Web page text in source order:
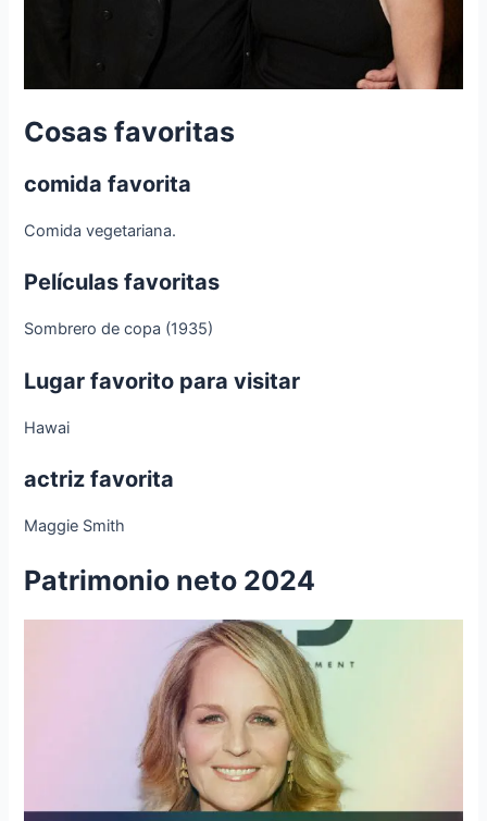
Cosas favoritas
comida favorita
Comida vegetariana.
Películas favoritas
Sombrero de copa (1935)
Lugar favorito para visitar
Hawai
actriz favorita
Maggie Smith
Patrimonio neto 2024